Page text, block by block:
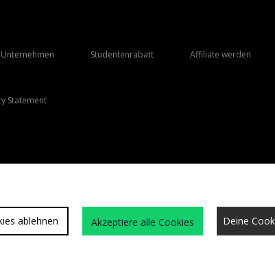
Unternehmen Studentenrabatt Affiliate werden
Statement
FAQs Allgemeine Geschäftsbedingungen Cookies Karriere
Deine
Akzeptiere alle Cookies
ablehnen